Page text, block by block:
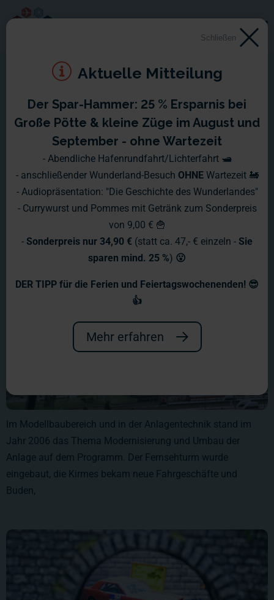
Montag, 25.12. - Sonntag,
31.12.2006
Das Jahr 2006 ist nun zu Ende. Zeit um das alte Jahr 2006
einmal rückblickend zu betrachten. Vieles hat sich in und um
die Anlage herum getan:
Im Modellbaubereich und in der Anlagentechnik stand im
Jahr 2006 das Thema Modernisierung und Umbau der
Anlage auf dem Programm. Der Fernsehturm wurde
eingebaut, die Kirmes bekam neue Fahrgeschäfte und
Buden,
Schließen
Aktuelle Mitteilung
Der Spar-Hammer: 25 % Ersparnis bei
Große Pötte & kleine Züge im August und
September - ohne Wartezeit
- Abendliche Hafenrundfahrt/Lichterfahrt 🛥️
- anschließender Wunderland-Besuch OHNE Wartezeit 🚂
- Audiopräsentation: "Die Geschichte des Wunderlandes"
- Currywurst und Pommes mit Getränk zum Sonderpreis
von 9,00 € 🍟
- Sonderpreis nur 34,90 € (statt ca. 47,- € einzeln - Sie
sparen mind. 25 %) 😮
DER TIPP für die Ferien und Feiertagswochenenden! 😎
👍
Mehr erfahren